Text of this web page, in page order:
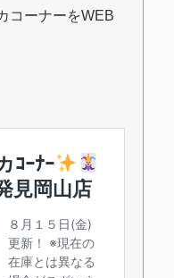
コーナーをWEB